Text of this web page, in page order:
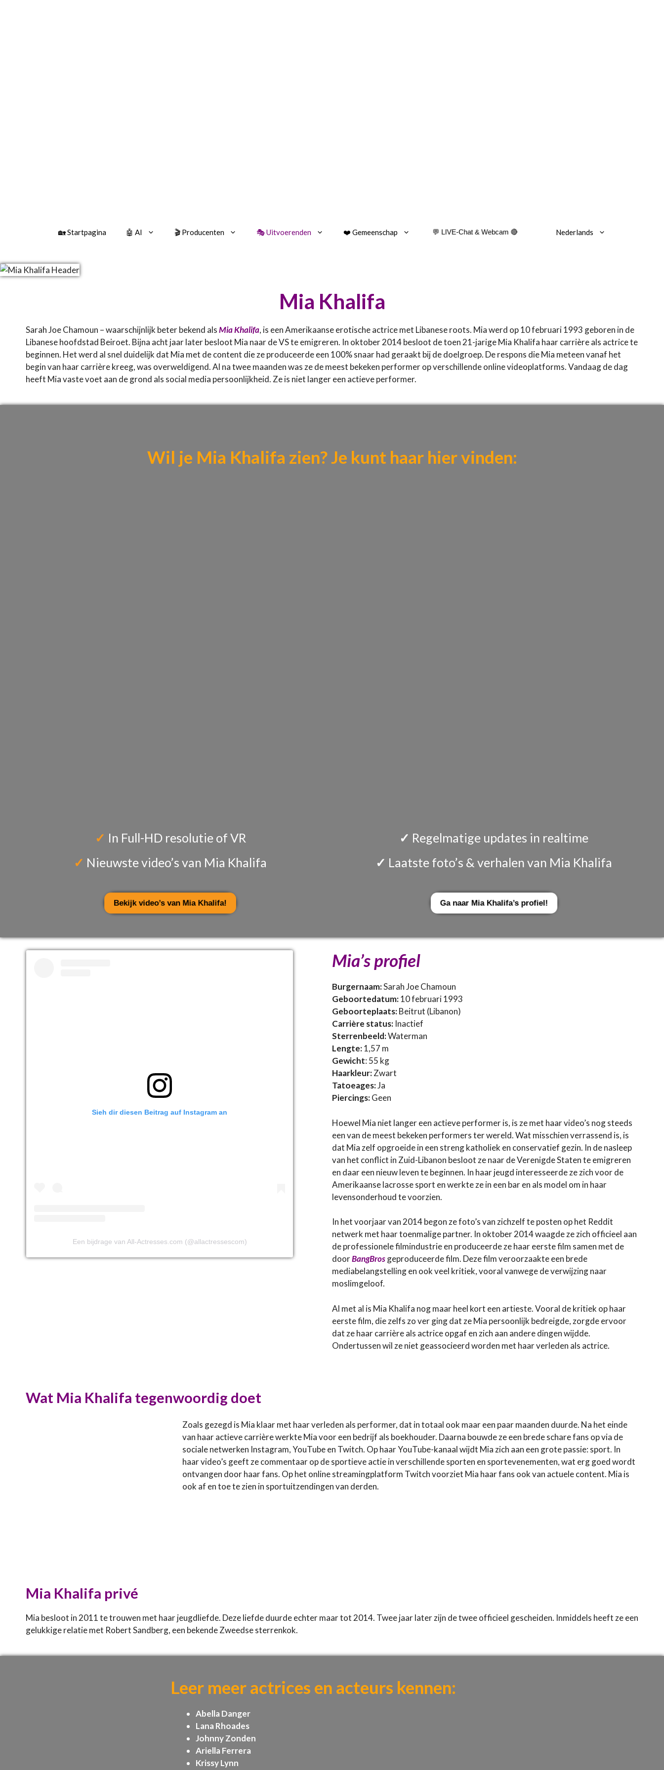
🏡 Startpagina 🤖 AI 🎬 Producenten 🎭 Uitvoerenden ❤️ Gemeenschap 💬 LIVE-Chat & Webcam 🔴 Nederlands
Mia Khalifa
Sarah Joe Chamoun – waarschijnlijk beter bekend alsMia Khalifa, is een Amerikaanse erotische actrice met Libanese roots. Mia werd op 10 februari 1993 geboren in de
Libanese hoofdstad Beiroet. Bijna acht jaar later besloot Mia naar de VS te emigreren. In oktober 2014 besloot de toen 21-jarige Mia Khalifa haar carrière als actrice te
beginnen. Het werd al snel duidelijk dat Mia met de content die ze produceerde een 100% snaar had geraakt bij de doelgroep. De respons die Mia meteen vanaf het
begin van haar carrière kreeg, was overweldigend. Al na twee maanden was ze de meest bekeken performer op verschillende online videoplatforms. Vandaag de dag
heeft Mia vaste voet aan de grond als social media persoonlijkheid. Ze is niet langer een actieve performer.
Wil je Mia Khalifa zien?Je kunt haar hier vinden:
✓ In Full-HD resolutie of VR
✓ Nieuwste video’s van Mia Khalifa
Bekijk video’s van Mia Khalifa!
✓ Regelmatige updates in realtime
✓ Laatste foto’s & verhalen van Mia Khalifa
Ga naar Mia Khalifa’s profiel!
Sieh dir diesen Beitrag auf Instagram an
Een bijdrage van All-Actresses.com (@allactressescom)
Mia’s profiel
Burgernaam:Sarah Joe Chamoun
Geboortedatum:10 februari 1993
Geboorteplaats:Beitrut (Libanon)
Carrière status: Inactief
Sterrenbeeld:Waterman
Lengte:1,57 m
Gewicht: 55 kg
Haarkleur:Zwart
Tatoeages:Ja
Piercings:Geen
Hoewel Mia niet langer een actieve performer is, is ze met haar video’s nog steeds
een van de meest bekeken performers ter wereld. Wat misschien verrassend is, is
dat Mia zelf opgroeide in een streng katholiek en conservatief gezin. In de nasleep
van het conflict in Zuid-Libanon besloot ze naar de Verenigde Staten te emigreren
en daar een nieuw leven te beginnen. In haar jeugd interesseerde ze zich voor de
Amerikaanse lacrosse sport en werkte ze in een bar en als model om in haar
levensonderhoud te voorzien.
In het voorjaar van 2014 begon ze foto’s van zichzelf te posten op het Reddit
netwerk met haar toenmalige partner. In oktober 2014 waagde ze zich officieel aan
de professionele filmindustrie en produceerde ze haar eerste film samen met de
doorBangBrosgeproduceerde film. Deze film veroorzaakte een brede
mediabelangstelling en ook veel kritiek, vooral vanwege de verwijzing naar
moslimgeloof.
Al met al is Mia Khalifa nog maar heel kort een artieste. Vooral de kritiek op haar
eerste film, die zelfs zo ver ging dat ze Mia persoonlijk bedreigde, zorgde ervoor
dat ze haar carrière als actrice opgaf en zich aan andere dingen wijdde.
Ondertussen wil ze niet geassocieerd worden met haar verleden als actrice.
Wat Mia Khalifa tegenwoordig doet
Zoals gezegd is Mia klaar met haar verleden als performer, dat in totaal ook maar een paar maanden duurde. Na het einde
van haar actieve carrière werkte Mia voor een bedrijf als boekhouder. Daarna bouwde ze een brede schare fans op via de
sociale netwerken Instagram, YouTube en Twitch. Op haar YouTube-kanaal wijdt Mia zich aan een grote passie: sport. In
haar video’s geeft ze commentaar op de sportieve actie in verschillende sporten en sportevenementen, wat erg goed wordt
ontvangen door haar fans. Op het online streamingplatform Twitch voorziet Mia haar fans ook van actuele content. Mia is
ook af en toe te zien in sportuitzendingen van derden.
Mia Khalifa privé
Mia besloot in 2011 te trouwen met haar jeugdliefde. Deze liefde duurde echter maar tot 2014. Twee jaar later zijn de twee officieel gescheiden. Inmiddels heeft ze een
gelukkige relatie met Robert Sandberg, een bekende Zweedse sterrenkok.
Leer meer actrices en acteurs kennen:
Abella Danger
Lana Rhoades
Johnny Zonden
Ariella Ferrera
Krissy Lynn